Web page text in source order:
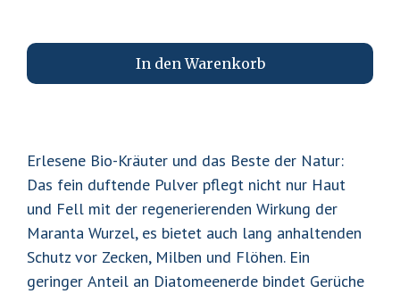
In den Warenkorb
Erlesene Bio-Kräuter und das Beste der Natur:
Das fein duftende Pulver pflegt nicht nur Haut
und Fell mit der regenerierenden Wirkung der
Maranta Wurzel, es bietet auch lang anhaltenden
Schutz vor Zecken, Milben und Flöhen. Ein
geringer Anteil an Diatomeenerde bindet Gerüche